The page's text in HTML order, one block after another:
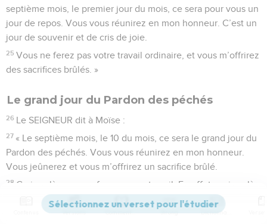
septième mois, le premier jour du mois, ce sera pour vous un
jour de repos. Vous vous réunirez en mon honneur. C’est un
jour de souvenir et de cris de joie.
25 Vous ne ferez pas votre travail ordinaire, et vous m’offrirez
des sacrifices brûlés. »
Le grand jour du Pardon des péchés
26 Le SEIGNEUR dit à Moïse :
27 « Le septième mois, le 10 du mois, ce sera le grand jour du
Pardon des péchés. Vous vous réunirez en mon honneur.
Vous jeûnerez et vous m’offrirez un sacrifice brûlé.
28 Ce jour-là, vous ne ferez aucun travail. En effet, ce jour-là,
on fera sur vous le geste de pardon pour vos péchés, devant
moi, le SEIGNEUR votre Dieu.
Versions Commentaires Strong